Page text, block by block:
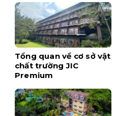
Tổng quan về cơ sở vật
chất trường JIC
Premium